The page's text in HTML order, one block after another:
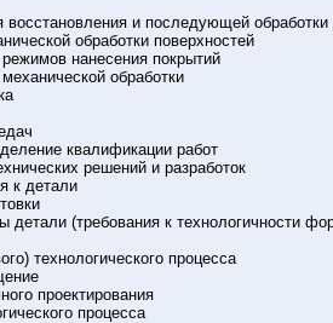
и последующей обработки
обработки поверхностей
нанесения покрытий
обработки
квалификации работ
решений и разработок
к детали
детали (требования к технологичности
технологического процесса
проектирования
процесса